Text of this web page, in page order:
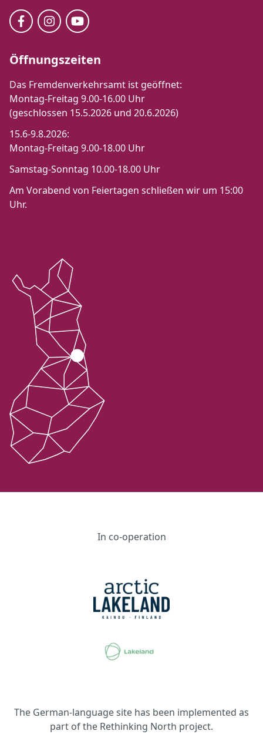
Öffnungszeiten
Das Fremdenverkehrsamt ist geöffnet:
Montag-Freitag 9.00-16.00 Uhr
(geschlossen 15.5.2026 und 20.6.2026)
15.6-9.8.2026:
Montag-Freitag 9.00-18.00 Uhr
Samstag-Sonntag 10.00-18.00 Uhr
Am Vorabend von Feiertagen schließen wir um 15:00
Uhr.
In co-operation
The German-language site has been implemented as
part of the Rethinking North project.